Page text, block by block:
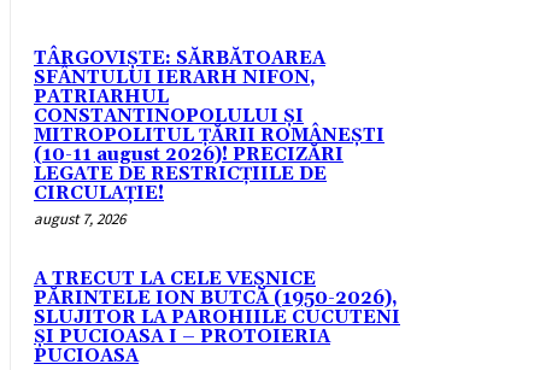
TÂRGOVIȘTE: SĂRBĂTOAREA
SFÂNTULUI IERARH NIFON,
PATRIARHUL
CONSTANTINOPOLULUI ŞI
MITROPOLITUL ȚĂRII ROMÂNEȘTI
(10-11 august 2026)! PRECIZĂRI
LEGATE DE RESTRICȚIILE DE
CIRCULAȚIE!
august 7, 2026
A TRECUT LA CELE VEȘNICE
PĂRINTELE ION BUTCĂ (1950-2026),
SLUJITOR LA PAROHIILE CUCUTENI
ȘI PUCIOASA I – PROTOIERIA
PUCIOASA